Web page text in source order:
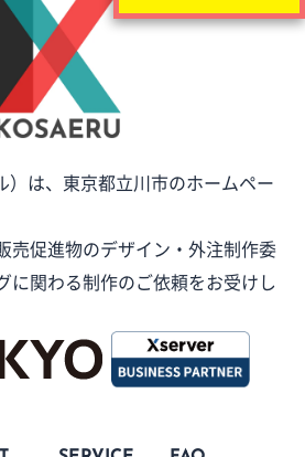
）は、 東京都立川市のホームペー
売促進物のデザイン・外注制作委
に関わる制作のご依頼をお受けし